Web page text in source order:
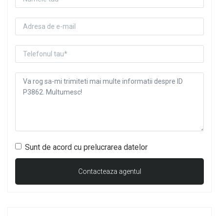
Sunt de acord cu prelucrarea datelor